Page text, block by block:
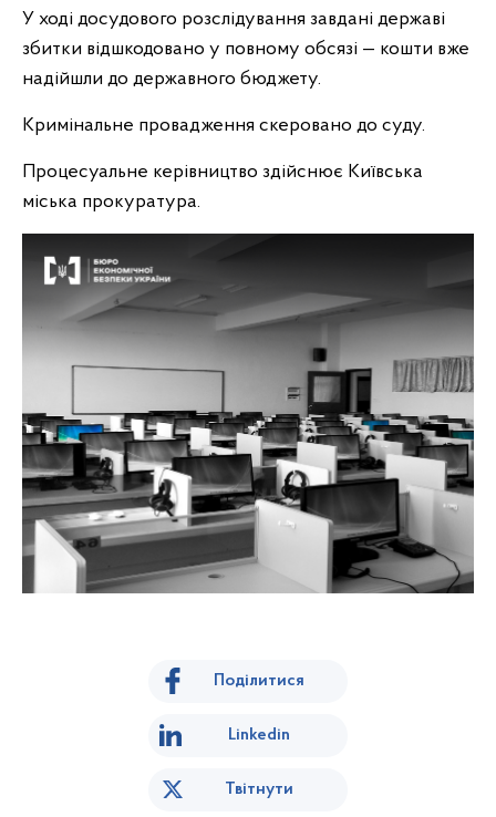
У ході досудового розслідування завдані державі
збитки відшкодовано у повному обсязі — кошти вже
надійшли до державного бюджету.
Кримінальне провадження скеровано до суду.
Процесуальне керівництво здійснює Київська
міська прокуратура.
Поділитися
Linkedin
Твітнути